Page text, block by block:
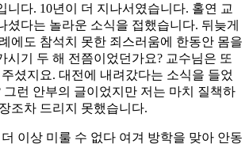
니다. 10년이 더 지나서였습니다. 홀연 교
셨다는 놀라운 소식을 접했습니다. 뒤늦게
에도 참석치 못한 죄스러움에 한동안 몸을
시기 두 해 전쯤이었던가요? 교수님은 또
셨지요. 대전에 내려갔다는 소식을 들었
그런 안부의 글이었지만 저는 마치 질책하
조차 드리지 못했습니다.
이상 미룰 수 없다 여겨 방학을 맞아 안동